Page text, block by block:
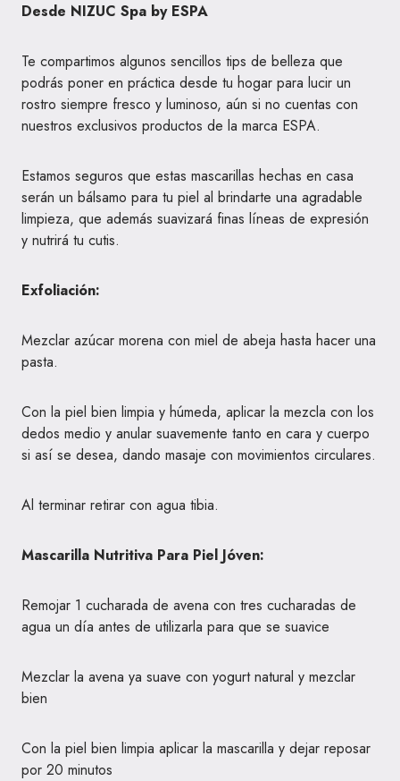
Desde NIZUC Spa by ESPA
Te compartimos algunos sencillos tips de belleza que
podrás poner en práctica desde tu hogar para lucir un
rostro siempre fresco y luminoso, aún si no cuentas con
nuestros exclusivos productos de la marca ESPA.
Estamos seguros que estas mascarillas hechas en casa
serán un bálsamo para tu piel al brindarte una agradable
limpieza, que además suavizará finas líneas de expresión
y nutrirá tu cutis.
Exfoliación:
Mezclar azúcar morena con miel de abeja hasta hacer una
pasta.
Con la piel bien limpia y húmeda, aplicar la mezcla con los
dedos medio y anular suavemente tanto en cara y cuerpo
si así se desea, dando masaje con movimientos circulares.
Al terminar retirar con agua tibia.
Mascarilla Nutritiva Para Piel Jóven:
Remojar 1 cucharada de avena con tres cucharadas de
agua un día antes de utilizarla para que se suavice
Mezclar la avena ya suave con yogurt natural y mezclar
bien
Con la piel bien limpia aplicar la mascarilla y dejar reposar
por 20 minutos